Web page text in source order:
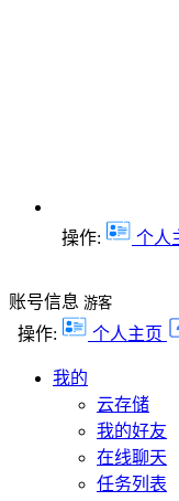
操作: 个人
账号信息 游客
操作: 个人主页
我的
云存储
我的好友
在线聊天
任务列表